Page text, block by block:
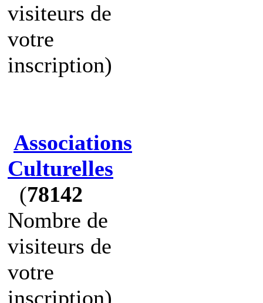
visiteurs de
votre
inscription)
Associations
Culturelles
(78142
Nombre de
visiteurs de
votre
inscription)